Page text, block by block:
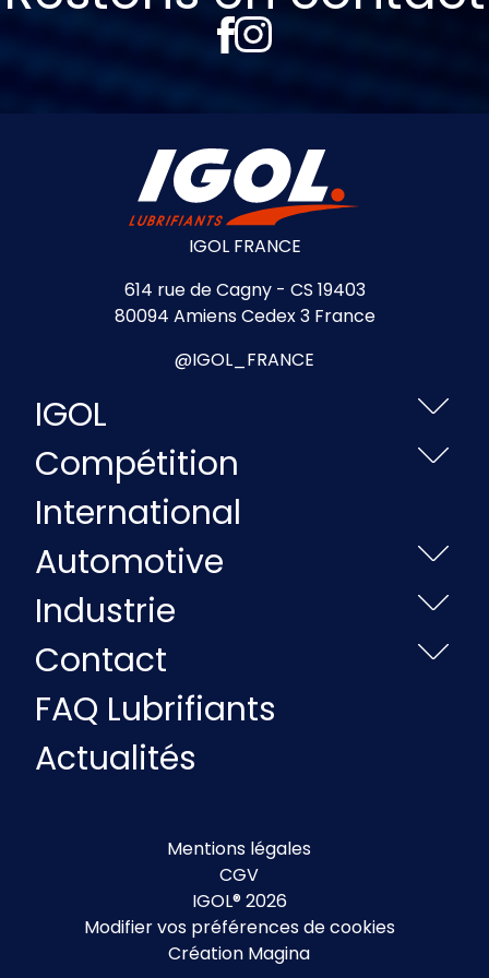
IGOL FRANCE
614 rue de Cagny - CS 19403
80094 Amiens Cedex 3 France
@IGOL_FRANCE
IGOL
Compétition
International
Automotive
Industrie
Contact
FAQ Lubrifiants
Actualités
Mentions légales
CGV
IGOL® 2026
Modifier vos préférences de cookies
Création Magina